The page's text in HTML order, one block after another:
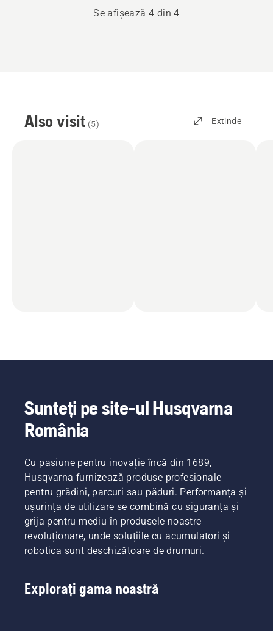
Se afișează 4 din 4
Also visit (5) Extinde
Sunteți pe site-ul Husqvarna
România
Cu pasiune pentru inovație încă din 1689,
Husqvarna furnizează produse profesionale
pentru grădini, parcuri sau păduri. Performanța și
ușurința de utilizare se combină cu siguranța și
grija pentru mediu în produsele noastre
revoluționare, unde soluțiile cu acumulatori și
robotica sunt deschizătoare de drumuri.
Explorați gama noastră